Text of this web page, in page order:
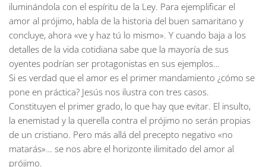
iluminándola con el espíritu de la Ley. Para ejemplificar el
amor al prójimo, habla de la historia del buen samaritano y
concluye, ahora «ve y haz tú lo mismo». Y cuando baja a los
detalles de la vida cotidiana sabe que la mayoría de sus
oyentes podrían ser protagonistas en sus ejemplos…
Si es verdad que el amor es el primer mandamiento ¿cómo se
pone en práctica? Jesús nos ilustra con tres casos.
Constituyen el primer grado, lo que hay que evitar. El insulto,
la enemistad y la querella contra el prójimo no serán propias
de un cristiano. Pero más allá del precepto negativo «no
matarás»… se nos abre el horizonte ilimitado del amor al
prójimo.